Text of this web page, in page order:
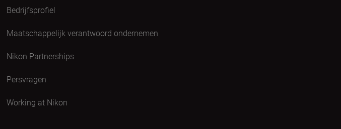
Bedrijfsprofiel
Maatschappelijk verantwoord ondernemen
Nikon Partnerships
Persvragen
Working at Nikon